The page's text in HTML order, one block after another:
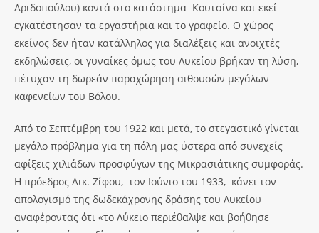
Αριδοπούλου) κοντά στο κατάστημα Κουτσίνα και εκεί
εγκατέστησαν τα εργαστήρια και το γραφείο. Ο χώρος
εκείνος δεν ήταν κατάλληλος για διαλέξεις και ανοιχτές
εκδηλώσεις, οι γυναίκες όμως του Λυκείου βρήκαν τη λύση,
πέτυχαν τη δωρεάν παραχώρηση αιθουσών μεγάλων
καφενείων του Βόλου.
Από το Σεπτέμβρη του 1922 και μετά, το στεγαστικό γίνεται
μεγάλο πρόβλημα για τη πόλη μας ύστερα από συνεχείς
αφίξεις χιλιάδων προσφύγων της Μικρασιάτικης συμφοράς.
Η πρόεδρος Αικ. Ζίφου, τον Ιούνιο του 1933, κάνει τον
απολογισμό της δωδεκάχρονης δράσης του Λυκείου
αναφέροντας ότι «το Λύκειο περιέθαλψε και βοήθησε